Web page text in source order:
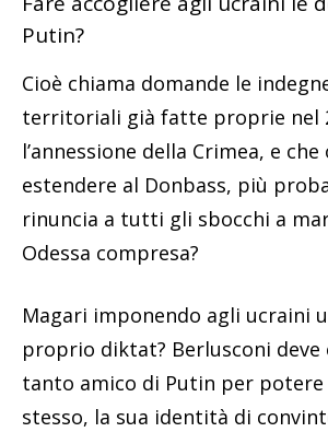
Putin?
Cioè chiama domande le
territoriali già fatte proprie nel
l’annessione della Crimea, e
estendere al Donbass, più
rinuncia a tutti gli sbocchi a
Odessa compresa?
Magari imponendo agli ucraini
proprio diktat? Berlusconi
tanto amico di Putin per
stesso, la sua identità di